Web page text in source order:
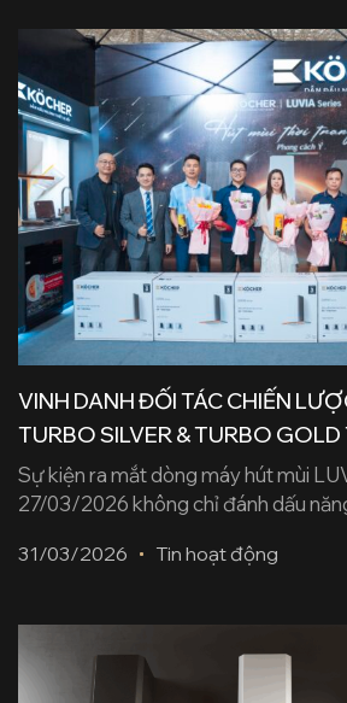
VINH DANH ĐỐI TÁC CHIẾN
TURBO SILVER & TURBO GOLD
MẮT LUVIA SERIES
Sự kiện ra mắt dòng máy hút mùi
27/03/2026 không chỉ đánh dấu
dịp để tri ân những đối tác đã đồng
31/03/2026 Tin hoạt động